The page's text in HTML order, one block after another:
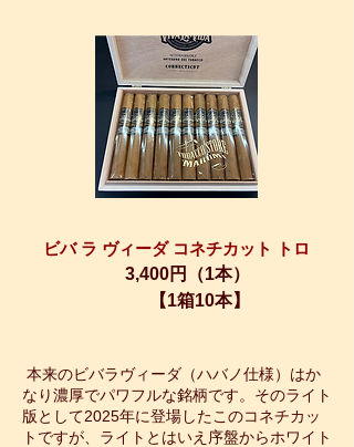
ビバ ラ ヴィーダ コネチカット トロ
3,400円（1本）
​【1箱10本】
本来のビバラヴィーダ（ハバノ仕様）はか
なり濃厚でパワフルな銘柄です。そのライト
版として2025年に登場したこのコネチカッ
トですが、ライトとはいえ序盤からホワイト